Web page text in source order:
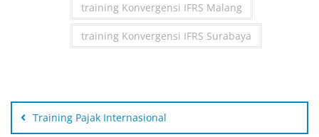
training Konvergensi IFRS Malang
training Konvergensi IFRS Surabaya
Post
navigation
Training Pajak Internasional